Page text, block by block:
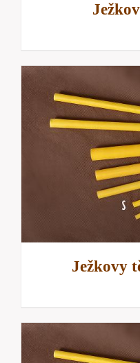
Ježkovy